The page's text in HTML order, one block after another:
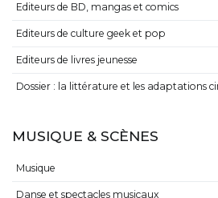
Editeurs de BD, mangas et comics
Editeurs de culture geek et pop
Editeurs de livres jeunesse
Dossier : la littérature et les adaptations
MUSIQUE & SCÈNES
Musique
Danse et spectacles musicaux